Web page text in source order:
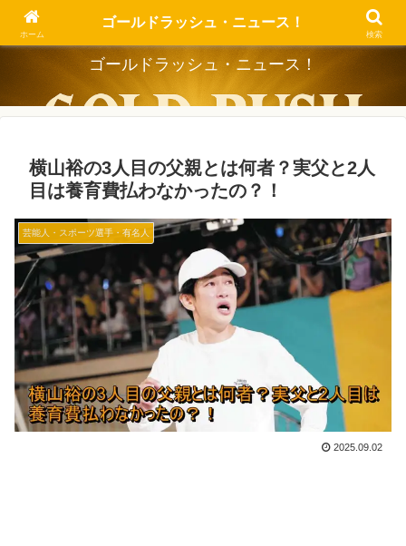
Dig the Trend, Strike the Gold.
ゴールドラッシュ・ニュース！
横山裕の3人目の父親とは何者？実父と2人
目は養育費払わなかったの？！
芸能人・スポーツ選手・有名人
2025.09.02
ホーム
ゴールドラッシュ・ニュース！
検索